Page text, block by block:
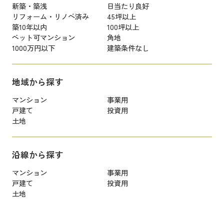
新築・築浅
日当たり良好
リフォーム・リノベ済み
45坪以上
築10年以内
100坪以上
ペット可マンション
角地
1000万円以下
建築条件なし
地域から探す
マンション
事業用
戸建て
投資用
土地
沿線から探す
マンション
事業用
戸建て
投資用
土地